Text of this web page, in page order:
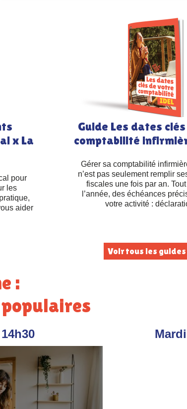
x La
pour
les
aider
Guide Les dates
comptabilité
Gérer sa comptabilité
n’est pas seulement remplir
fiscales une fois par an.
l’année, des échéances
votre activité :
Voir tous les guides
: